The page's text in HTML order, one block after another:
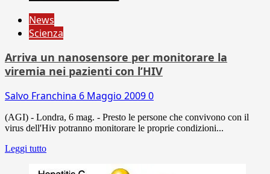
News
Scienza
Arriva un nanosensore per monitorare la
viremia nei pazienti con l’HIV
Salvo Franchina 6 Maggio 20090
(AGI) - Londra, 6 mag. - Presto le persone che convivono con il
virus dell'Hiv potranno monitorare le proprie condizioni...
Leggi tutto